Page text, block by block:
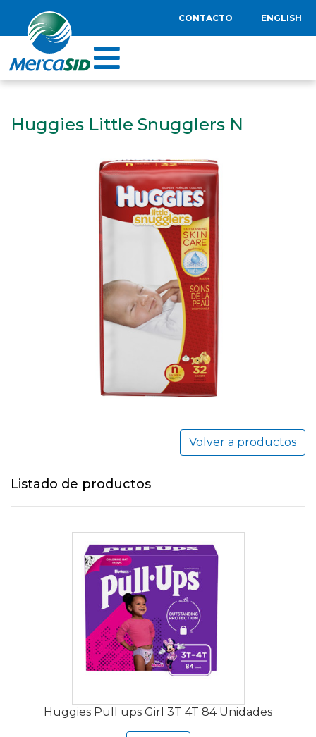
CONTACTO ENGLISH
Huggies Little Snugglers N
Volver a productos
Listado de productos
Huggies Pull ups Girl 3T 4T 84 Unidades